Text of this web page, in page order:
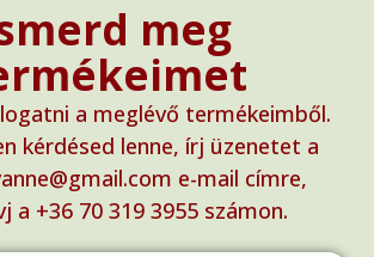
meg
a meglévő termékeimből.
kérdésed lenne, írj üzenetet a
e-mail címre,
a ‭+36 70 319 3955‬ számon.